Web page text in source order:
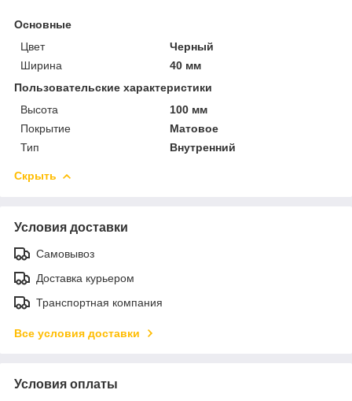
Основные
Цвет
Черный
Ширина
40 мм
Пользовательские характеристики
Высота
100 мм
Покрытие
Матовое
Тип
Внутренний
Скрыть
Условия доставки
Самовывоз
Доставка курьером
Транспортная компания
Все условия доставки
Условия оплаты